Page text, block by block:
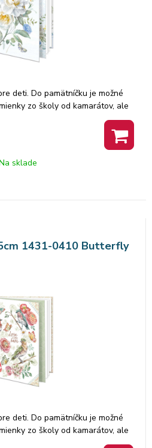
deti. Do pamätníčku je možné
zo školy od kamarátov, ale
môžete si s pamätníkom sadnúť
vlaku a dať priestor svojej
povinné, si môžu vytvárať
záložku. Vnútorné listy
sklade
1431-0410 Butterfly
deti. Do pamätníčku je možné
zo školy od kamarátov, ale
môžete si s pamätníkom sadnúť